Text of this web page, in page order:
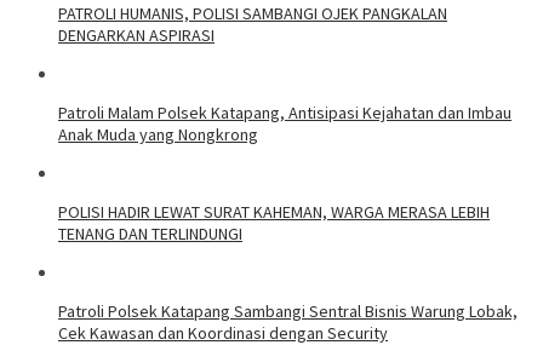
‎PATROLI HUMANIS, POLISI SAMBANGI OJEK PANGKALAN
DENGARKAN ASPIRASI
‎Patroli Malam Polsek Katapang, Antisipasi Kejahatan dan Imbau
Anak Muda yang Nongkrong
‎POLISI HADIR LEWAT SURAT KAHEMAN, WARGA MERASA LEBIH
TENANG DAN TERLINDUNGI
‎Patroli Polsek Katapang Sambangi Sentral Bisnis Warung Lobak,
Cek Kawasan dan Koordinasi dengan Security